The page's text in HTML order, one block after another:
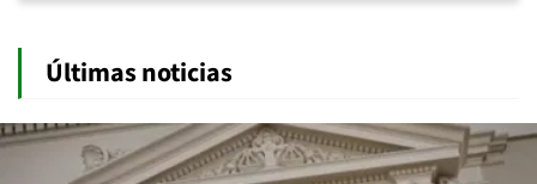
Últimas noticias